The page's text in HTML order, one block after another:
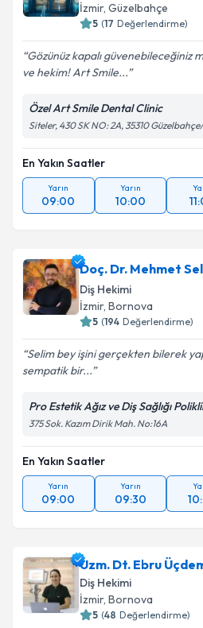
İzmir, Güzelbahçe
5 (17 Değerlendirme)
Gözünüz kapalı güvenebileceğiniz
ve hekim! Art Smile...
Özel Art Smile Dental Clinic
Siteler, 430 SK NO: 2A, 35310
En Yakın Saatler
Yarın
09:00
Yarın
10:00
Doç. Dr. Mehmet
Diş Hekimi
İzmir, Bornova
5 (194 Değerlendirme)
Selim bey işini gerçekten bilerek
sempatik bir...
Pro Estetik Ağız ve Diş Sağlığı
375 Sok. Kazım Dirik Mah. No:16A
En Yakın Saatler
Yarın
09:00
Yarın
09:30
Uzm. Dt. Ebru
Diş Hekimi
İzmir, Bornova
5 (48 Değerlendirme)